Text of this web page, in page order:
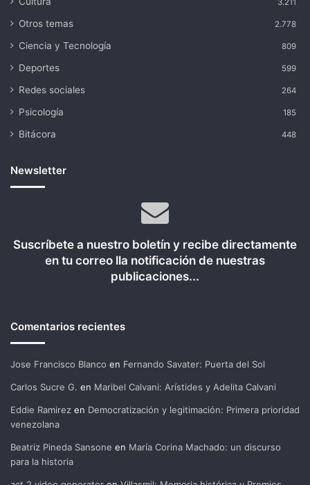
Otros temas 2.778
Ciencia y Tecnología 809
Deportes 599
Redes sociales 264
Psicología 185
Bitácora 448
Newsletter
Suscríbete a nuestro boletín y recibe directamente
en tu correo lla notificación de nuestras
publicaciones...
Comentarios recientes
Jose Francisco Blanco en Fernando Savater: Puerta del Sol
Carlos Sucre G. en Maribel Calvani: Arístides y Adelita Calvani
Eddie Ramirez en Democratización y legitimación: Primera prioridad
venezolana
Beatriz Pineda Sansone en María Corina Machado: un discurso
para la historia